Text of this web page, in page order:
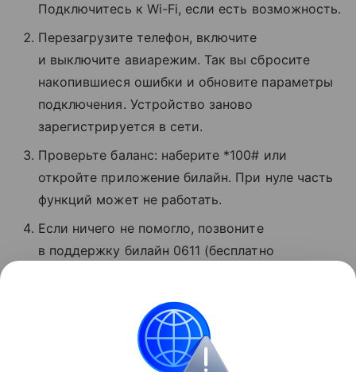
Подключитесь к Wi-Fi, если есть возможность.
Перезагрузите телефон, включите
и выключите авиарежим. Так вы сбросите
накопившиеся ошибки и обновите параметры
подключения. Устройство заново
зарегистрируется в сети.
Проверьте баланс: наберите *100# или
откройте приложение билайн. При нуле часть
функций может не работать.
Если ничего не помогло, позвоните
в поддержку билайн 0611 (бесплатно